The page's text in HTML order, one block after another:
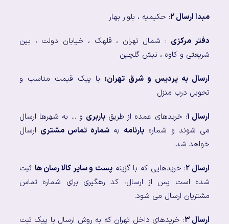
مبدا ارسال ۲ : حکیمیه ، بلوار بهار
دفتر مرکزی : شمال تهران ، قلهک ، خیابان دولت ، بین
شریعتی و کاوه ، نبش گلچین
ارسال به پردیس و شرق تهران: با پیک قیمت مناسب و
تحویل درب منزل
ارسال ۱ : خریدهای عمده از طریقباربری و ... به شهرها ارسال
می شوند و شماره بارنامه بهشماره تماس مشتری ارسال
خواهد شد.
ارسال ۲ : خریدهایی که با گزینه پست و سایر کالا رسان ها ثبت
شده است پس از ارسال، کد رهگیری برای شماره تماس
مشتریان ارسال می شود.
ارسال ۳
: خریدهای داخل تهران که به روش ارسال با پیک ثبت